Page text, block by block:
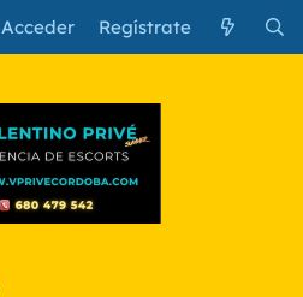
Acceder Regístrate